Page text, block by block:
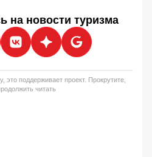
на новости туризма
это поддерживает проект. Прокрутите,
читать